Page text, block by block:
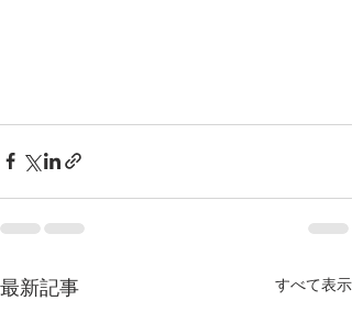
最新記事 すべて表示